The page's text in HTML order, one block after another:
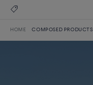
HOME COMPOSED PRODUCTS